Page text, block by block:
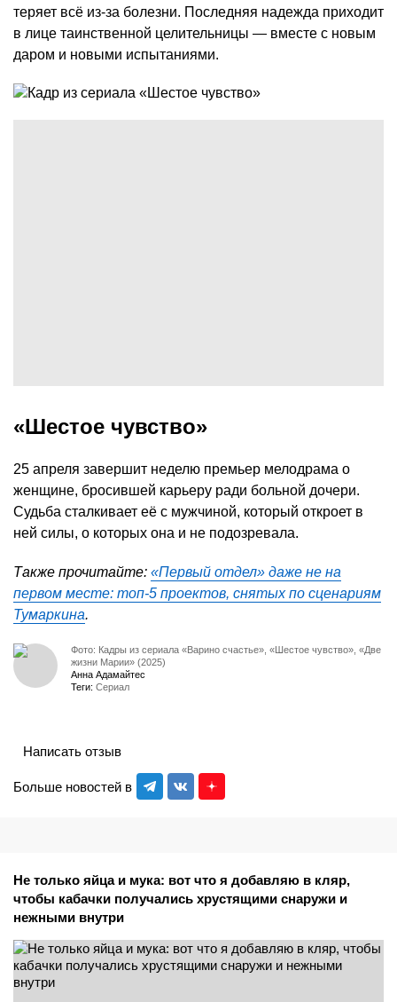
теряет всё из-за болезни. Последняя надежда приходит
в лице таинственной целительницы — вместе с новым
даром и новыми испытаниями.
«Шестое чувство»
25 апреля завершит неделю премьер мелодрама о
женщине, бросившей карьеру ради больной дочери.
Судьба сталкивает её с мужчиной, который откроет в
ней силы, о которых она и не подозревала.
Также прочитайте: «Первый отдел» даже не на
первом месте: топ-5 проектов, снятых по сценариям
Тумаркина.
Фото: Кадры из сериала «Варино счастье», «Шестое чувство», «Две
жизни Марии» (2025)
Анна Адамайтес
Теги: Сериал
Больше новостей в
Написать отзыв
Не только яйца и мука: вот что я добавляю в кляр,
чтобы кабачки получались хрустящими снаружи и
нежными внутри